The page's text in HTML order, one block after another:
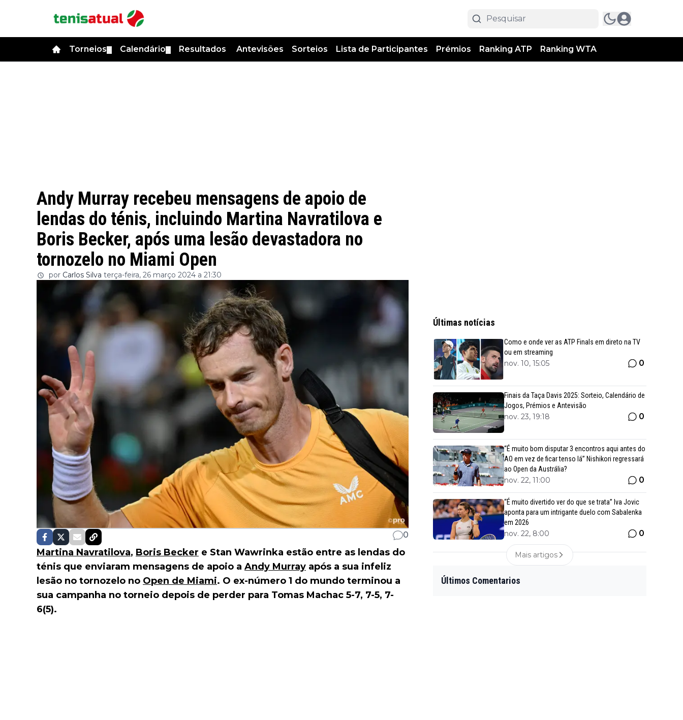
Torneios Calendário Resultados Antevisões Sorteios Lista de Participantes Prémios Ranking ATP Ranking WTA
Andy Murray recebeu mensagens de apoio de
lendas do ténis, incluindo Martina Navratilova e
Boris Becker, após uma lesão devastadora no
tornozelo no Miami Open
por Carlos Silva terça-feira, 26 março 2024 a 21:30
0
Martina Navratilova, Boris Becker e Stan Wawrinka estão entre as lendas do
ténis que enviaram mensagens de apoio a Andy Murray após a sua infeliz
lesão no tornozelo no Open de Miami. O ex-número 1 do mundo terminou a
sua campanha no torneio depois de perder para Tomas Machac 5-7, 7-5, 7-
6(5).
Últimas notícias
Como e onde ver as ATP Finals em direto na TV
ou em streaming
nov. 10, 15:05 0
Finais da Taça Davis 2025: Sorteio, Calendário de
Jogos, Prémios e Antevisão
nov. 23, 19:18 0
“É muito bom disputar 3 encontros aqui antes do
AO em vez de ficar tenso lá” Nishikori regressará
ao Open da Austrália?
nov. 22, 11:00 0
“É muito divertido ver do que se trata” Iva Jovic
aponta para um intrigante duelo com Sabalenka
em 2026
nov. 22, 8:00 0
Mais artigos
Últimos Comentarios